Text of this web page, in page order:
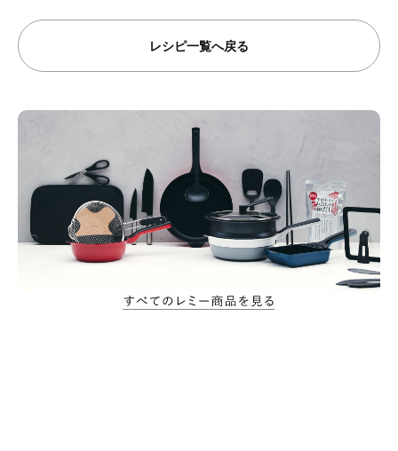
レシピ一覧へ戻る